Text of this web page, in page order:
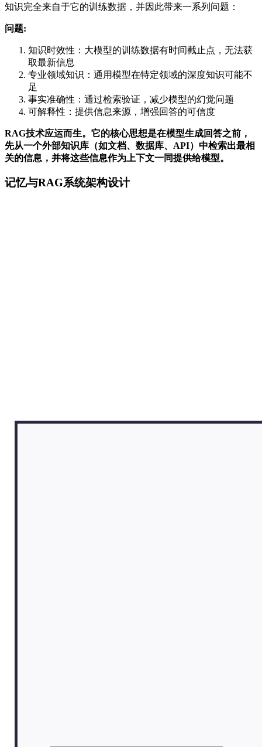
知识完全来自于它的训练数据，并因此带来一系列问题：
问题:
知识时效性：大模型的训练数据有时间截止点，无法获
取最新信息
专业领域知识：通用模型在特定领域的深度知识可能不
足
事实准确性：通过检索验证，减少模型的幻觉问题
可解释性：提供信息来源，增强回答的可信度
RAG技术应运而生。它的核心思想是在模型生成回答之前，
先从一个外部知识库（如文档、数据库、API）中检索出最相
关的信息，并将这些信息作为上下文一同提供给模型。
记忆与RAG系统架构设计